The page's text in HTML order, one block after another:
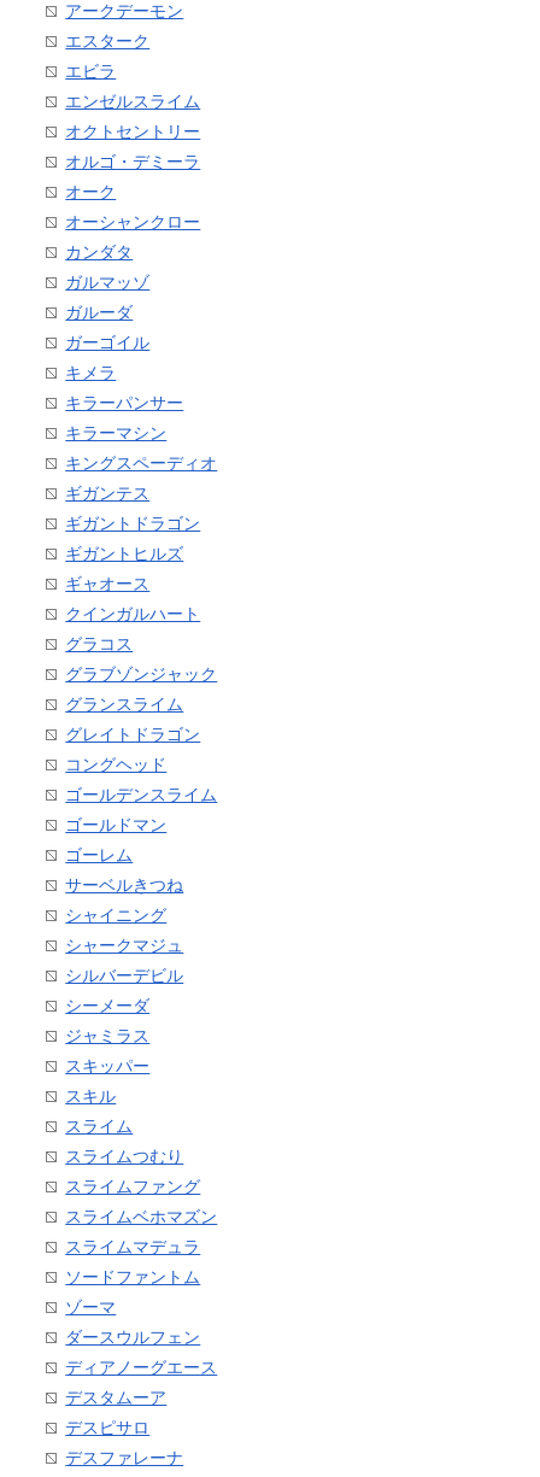
アークデーモン
エスターク
エビラ
エンゼルスライム
オクトセントリー
オルゴ・デミーラ
オーク
オーシャンクロー
カンダタ
ガルマッゾ
ガルーダ
ガーゴイル
キメラ
キラーパンサー
キラーマシン
キングスペーディオ
ギガンテス
ギガントドラゴン
ギガントヒルズ
ギャオース
クインガルハート
グラコス
グラブゾンジャック
グランスライム
グレイトドラゴン
コングヘッド
ゴールデンスライム
ゴールドマン
ゴーレム
サーベルきつね
シャイニング
シャークマジュ
シルバーデビル
シーメーダ
ジャミラス
スキッパー
スキル
スライム
スライムつむり
スライムファング
スライムベホマズン
スライムマデュラ
ソードファントム
ゾーマ
ダースウルフェン
ディアノーグエース
デスタムーア
デスピサロ
デスファレーナ